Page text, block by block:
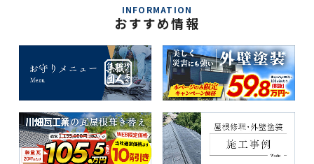
INFORMATION
おすすめ情報